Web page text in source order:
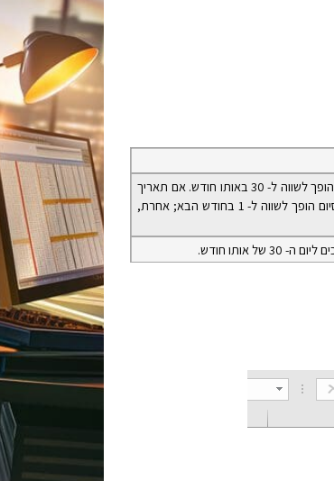
השיטה האמריקנית (NASD). אם תאריך ההתחלה הוא היום האחרון בחודש, הוא הופך לשווה ל- 30 באותו חודש. אם תאריך
הסיום הוא היום האחרון בחודש ותאריך ההתחלה קודם ל- 30 בחודש, תאריך הסיום הופך לשווה ל- 1 בחודש הבא; אחרת,